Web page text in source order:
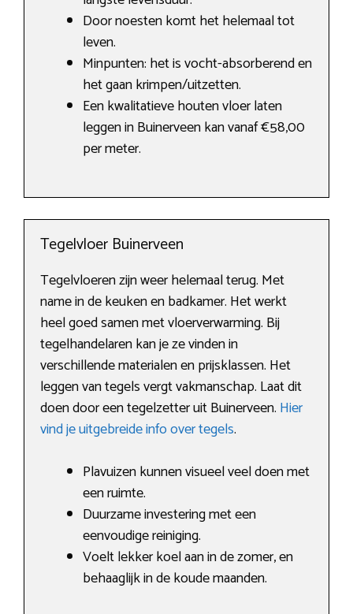
Door noesten komt het helemaal tot
leven.
Minpunten: het is vocht-absorberend en
het gaan krimpen/uitzetten.
Een kwalitatieve houten vloer laten
leggen in Buinerveen kan vanaf €58,00
per meter.
Tegelvloer Buinerveen
Tegelvloeren zijn weer helemaal terug. Met
name in de keuken en badkamer. Het werkt
heel goed samen met vloerverwarming. Bij
tegelhandelaren kan je ze vinden in
verschillende materialen en prijsklassen. Het
leggen van tegels vergt vakmanschap. Laat dit
doen door een tegelzetter uit Buinerveen. Hier
vind je uitgebreide info over tegels.
Plavuizen kunnen visueel veel doen met
een ruimte.
Duurzame investering met een
eenvoudige reiniging.
Voelt lekker koel aan in de zomer, en
behaaglijk in de koude maanden.